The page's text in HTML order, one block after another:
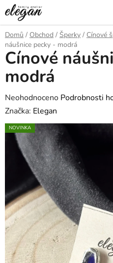
Přejít
na
obsah
Domů / Obchod / Šperky / Cínové
náušnice pecky - modrá
Cínové
modrá
Průměrné
hodnocení
produktu
hvězdiček.
Neohodnoceno Podrobnosti
Značka: Elegan
NOVINKA